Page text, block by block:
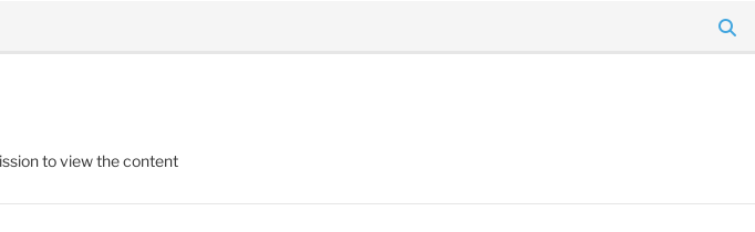
to view the content